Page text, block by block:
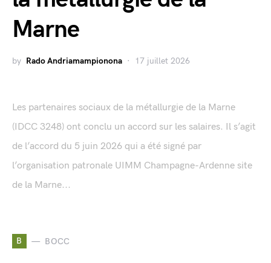
Marne
by Rado Andriamampionona 17 juillet 2026
Les partenaires sociaux de la métallurgie de la Marne
(IDCC 3248) ont conclu un accord sur les salaires. Il s’agit
de l’accord du 5 juin 2026 qui a été signé par
l’organisation patronale UIMM Champagne-Ardenne site
de la Marne...
B BOCC